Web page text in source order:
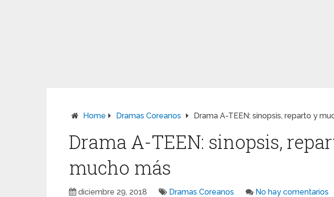
Home Dramas Coreanos Drama A-TEEN: sinopsis, reparto y
Drama A-TEEN: sinopsis,
mucho más
diciembre 29, 2018 Dramas Coreanos No hay comentarios